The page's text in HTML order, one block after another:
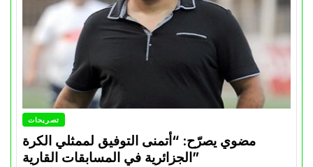
تصريحات
مضوي يصرّح: “أتمنى التوفيق لممثلي الكرة
الجزائرية في المسابقات القارية”